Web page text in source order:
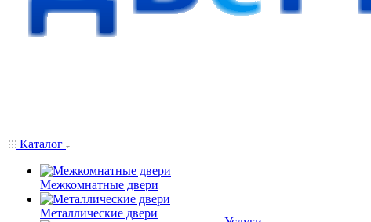
Каталог
Межкомнатные двери
Металлические двери